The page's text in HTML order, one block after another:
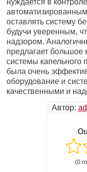
нуждается в
оставлять систему
будучи уверенным,
надзором.
предлагает большое
системы капельного
была очень
оборудование и
качественными и
Автор:
(0